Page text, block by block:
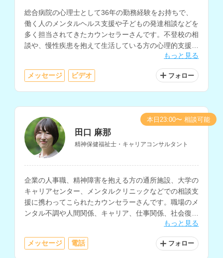
総合病院の心理士として36年の勤務経験をお持ちで、
働く人のメンタルヘルス支援や子どもの発達相談などを
多く担当されてきたカウンセラーさんです。不登校の相
談や、慢性疾患を抱えて生活している方の心理的支援も
得意とされており、現在も病院や小中学校での相談を実
もっと見る
メッセージ ビデオ フォロー
田口 麻那
精神保健福祉士・キャリアコンサルタント
企業の人事職、精神障害を抱える方の通所施設、大学の
キャリアセンター、メンタルクリニックなどでの相談支
援に携わってこられたカウンセラーさんです。職場のメ
ンタル不調や人間関係、キャリア、仕事関係、社会復
帰、自己否定感や生きづらさの相談等に対応されていま
もっと見る
メッセージ 電話 フォロー
本日23:00〜 相談可能